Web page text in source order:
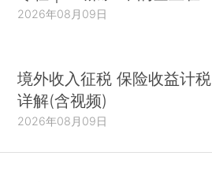
2026年08月09日
境外收入征税 保险收益计税
详解(含视频)
2026年08月09日